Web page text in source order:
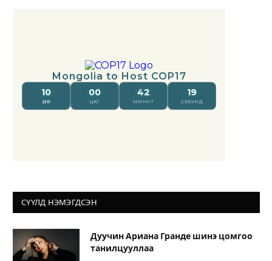
СҮҮЛД НЭМЭГДСЭН
Дуучин Ариана Гранде шинэ цомгоо
танилцууллаа